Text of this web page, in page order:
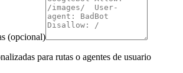
(opcional)
para rutas o agentes de usuario